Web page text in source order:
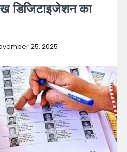
डिजिटाइजेशन का
25, 2025